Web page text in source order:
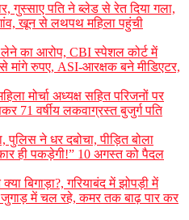
गुस्साए पति ने ब्लेड से रेत दिया गला,
खून से लथपथ महिला पहुंची
लेने का आरोप, CBI स्पेशल कोर्ट में
मांगे रुपए, ASI-आरक्षक बने मीडिएटर,
मोर्चा अध्यक्ष सहित परिजनों पर
71 वर्षीय लकवाग्रस्त बुजुर्ग पति
ने धर दबोचा, पीड़ित बोला
ही पकड़ेगी!” 10 अगस्त को पैदल
बिगाड़ा?, गरियाबंद में झोपड़ी में
जुगाड़ में चल रहे, कमर तक बाढ़ पार कर